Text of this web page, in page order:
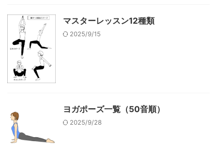
マスターレッスン12種類
2025/9/15
ヨガポーズ一覧（50音順）
2025/9/28